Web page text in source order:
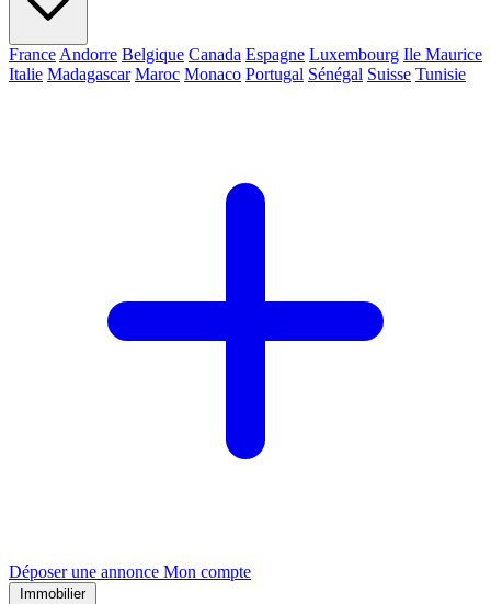
France Andorre Belgique Canada Espagne Luxembourg Ile Maurice
Italie Madagascar Maroc Monaco Portugal Sénégal Suisse Tunisie
Déposer une annonce Mon compte
Immobilier